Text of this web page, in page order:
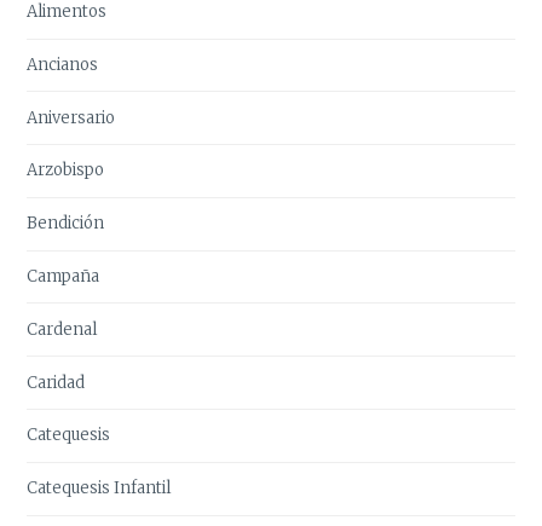
Alimentos
Ancianos
Aniversario
Arzobispo
Bendición
Campaña
Cardenal
Caridad
Catequesis
Catequesis Infantil